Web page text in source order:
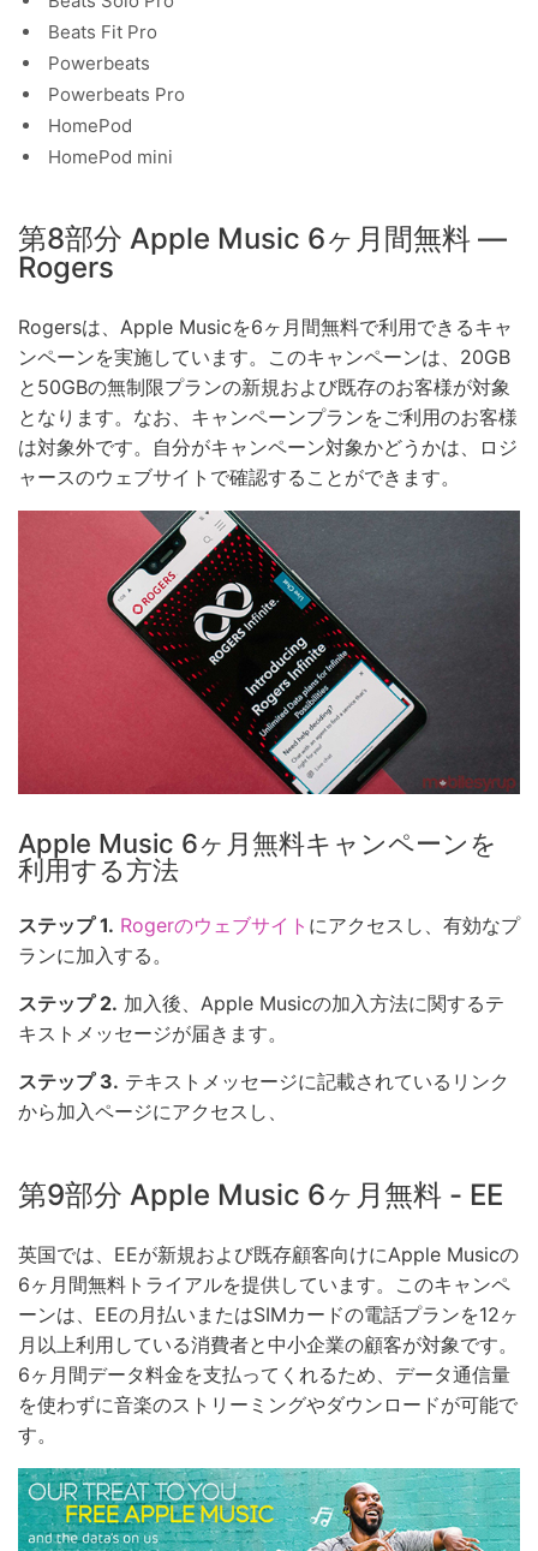
Beats Fit Pro
Powerbeats
Powerbeats Pro
HomePod
HomePod mini
第8部分 Apple Music 6ヶ月間無料 —
Rogers
Rogersは、Apple Musicを6ヶ月間無料で利用できるキャ
ンペーンを実施しています。このキャンペーンは、20GB
と50GBの無制限プランの新規および既存のお客様が対象
となります。なお、キャンペーンプランをご利用のお客様
は対象外です。自分がキャンペーン対象かどうかは、ロジ
ャースのウェブサイトで確認することができます。
Apple Music 6ヶ月無料キャンペーンを
利用する方法
ステップ 1. Rogerのウェブサイト にアクセスし、有効なプ
ランに加入する。
ステップ 2. 加入後、Apple Musicの加入方法に関するテ
キストメッセージが届きます。
ステップ 3. テキストメッセージに記載されているリンク
から加入ページにアクセスし、
第9部分 Apple Music 6ヶ月無料 - EE
英国では、EEが新規および既存顧客向けにApple Musicの
6ヶ月間無料トライアルを提供しています。このキャンペ
ーンは、EEの月払いまたはSIMカードの電話プランを12ヶ
月以上利用している消費者と中小企業の顧客が対象です。
6ヶ月間データ料金を支払ってくれるため、データ通信量
を使わずに音楽のストリーミングやダウンロードが可能で
す。